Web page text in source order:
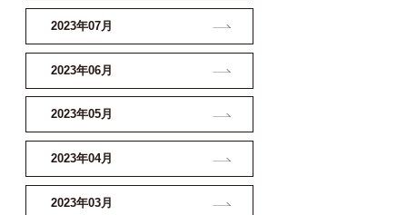
2023年07月
2023年06月
2023年05月
2023年04月
2023年03月